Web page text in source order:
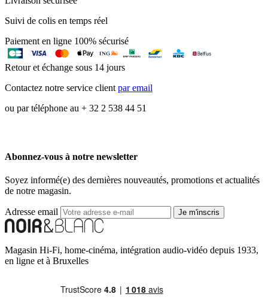
Suivi de colis en temps réel
Paiement en ligne 100% sécurisé
Retour et échange sous 14 jours
Contactez notre service clientpar email
ou par téléphone au + 32 2 538 44 51
Abonnez-vous à notre newsletter
Soyez informé(e) des dernières nouveautés, promotions et actualités
de notre magasin.
Adresse email Je m'inscris
Magasin Hi-Fi, home-cinéma, intégration audio-vidéo depuis 1933,
en ligne et à Bruxelles